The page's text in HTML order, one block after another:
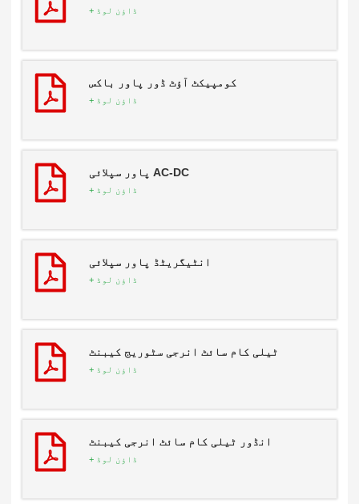
ڈاؤن لوڈ +
کومپیکٹ آؤٹ ڈور پاور باکس
ڈاؤن لوڈ +
AC-DC پاور سپلائی
ڈاؤن لوڈ +
انٹیگریٹڈ پاور سپلائی
ڈاؤن لوڈ +
ٹیلی کام سائٹ انرجی سٹوریج کیبنٹ
ڈاؤن لوڈ +
انڈور ٹیلی کام سائٹ انرجی کیبنٹ
ڈاؤن لوڈ +